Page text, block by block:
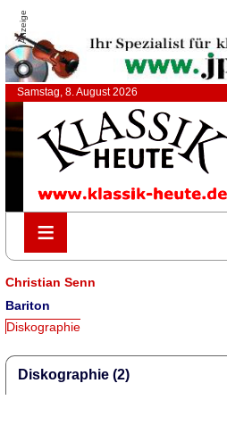
Anzeige
Samstag, 8. August 2026
≡
≡
Christian Senn
Bariton
Diskographie
Diskographie (2)